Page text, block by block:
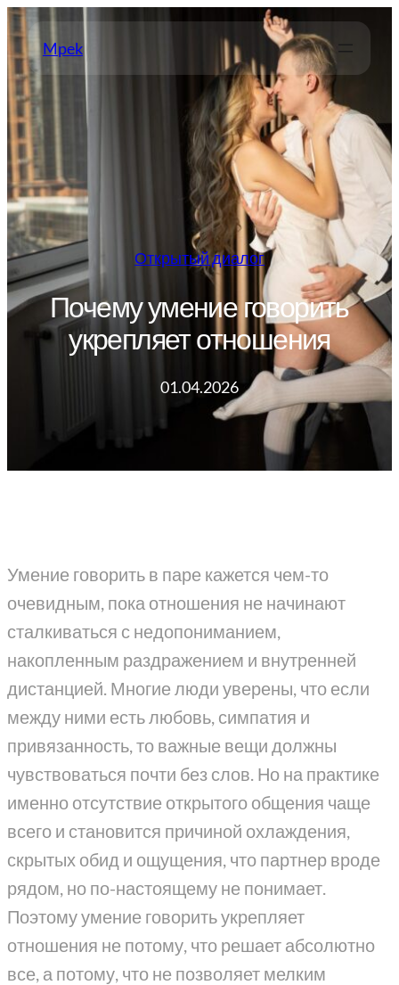
Перейти
к
содержимому
Mpek
Открытый диалог
Почему умение говорить
укрепляет отношения
01.04.2026
Умение говорить в паре кажется чем-то
очевидным, пока отношения не начинают
сталкиваться с недопониманием,
накопленным раздражением и внутренней
дистанцией. Многие люди уверены, что если
между ними есть любовь, симпатия и
привязанность, то важные вещи должны
чувствоваться почти без слов. Но на практике
именно отсутствие открытого общения чаще
всего и становится причиной охлаждения,
скрытых обид и ощущения, что партнер вроде
рядом, но по-настоящему не понимает.
Поэтому умение говорить укрепляет
отношения не потому, что решает абсолютно
все, а потому, что не позволяет мелким